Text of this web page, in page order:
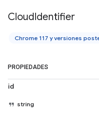
CloudIdentifier
Chrome 117 y versiones
PROPIEDADES
id
string